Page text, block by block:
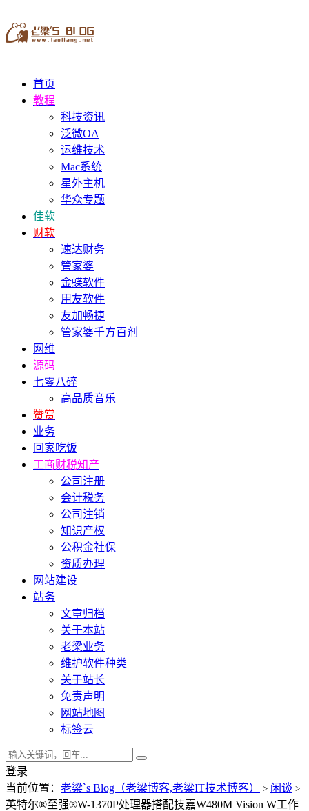
首页
教程
科技资讯
泛微OA
运维技术
Mac系统
星外主机
华众专题
佳软
财软
速达财务
管家婆
金蝶软件
用友软件
友加畅捷
管家婆千方百剂
网维
源码
七零八碎
高品质音乐
赞赏
业务
回家吃饭
工商财税知产
公司注册
会计税务
公司注销
知识产权
公积金社保
资质办理
网站建设
站务
文章归档
关于本站
老梁业务
维护软件种类
关于站长
免责声明
网站地图
标签云
登录
当前位置： 老梁`s Blog（老梁博客,老梁IT技术博客） > 闲谈 >
英特尔®至强®W-1370P处理器搭配技嘉W480M Vision W工作